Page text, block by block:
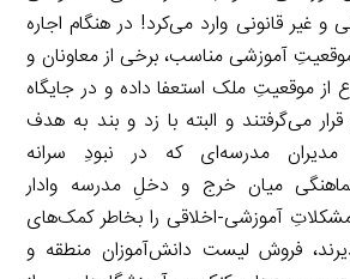
و غیر قانونی وارد می‌کرد! در هنگام اجاره
آموزشی مناسب، برخی از معاونان و
از موقعیتِ ملک استعفا داده و در جایگاه
قرار می‌گرفتند و البته با زد و بند به هدف
مدرسه‌ای که در نبودِ سرانه
میان خرج و دخلِ مدرسه وادار
آموزشی-اخلاقی را بخاطر کمک‌های
فروش لیست دانش‌آموزان منطقه و